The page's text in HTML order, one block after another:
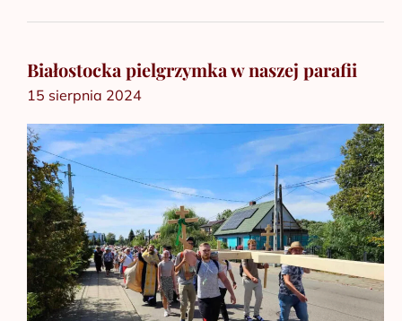
Białostocka pielgrzymka w naszej parafii
15 sierpnia 2024
Białostocka
pielgrzymka
w
naszej
parafii